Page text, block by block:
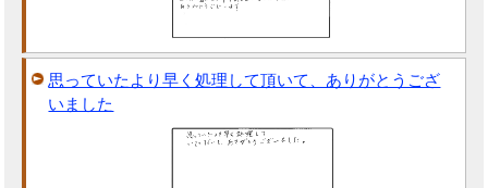
思っていたより早く処理して頂いて、ありがとうござ
いました